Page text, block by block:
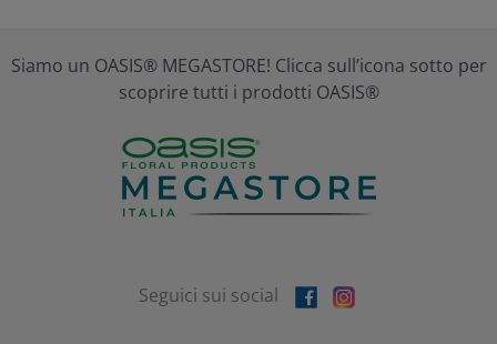
Siamo un OASIS® MEGASTORE! Clicca sull’icona sotto per
scoprire tutti i prodotti OASIS®
Seguici sui social